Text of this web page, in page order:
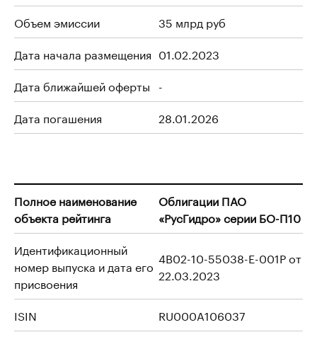
Объем эмиссии
35 млрд руб
Дата начала размещения 01.02.2023
Дата ближайшей оферты -
Дата погашения
28.01.2026
Полное наименование
объекта рейтинга
Облигации ПАО
«РусГидро» серии БО-П10
Идентификационный
номер выпуска и дата его
присвоения
4B02-10-55038-E-001P от
22.03.2023
ISIN
RU000A106037